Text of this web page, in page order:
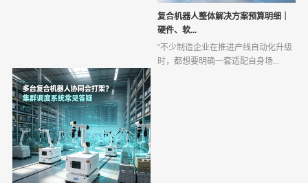
复合机器人整体解决方案预算明细｜
硬件、软...
“不少制造企业在推进产线自动化升级
时，都想要明确一套适配自身场...